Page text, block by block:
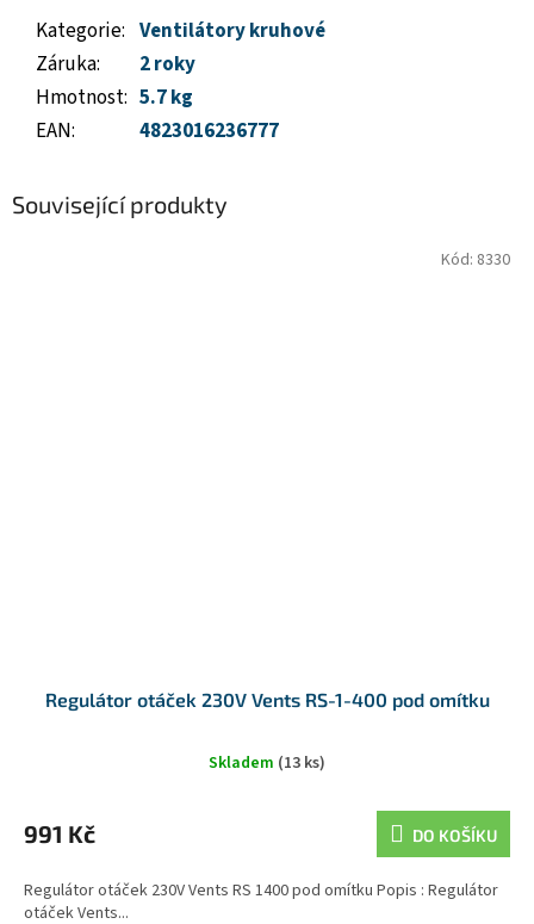
Kategorie: Ventilátory kruhové
Záruka:
2 roky
Hmotnost: 5.7 kg
EAN: 4823016236777
Související produkty
Regulátor otáček 230V Vents RS-1-400 pod omítku
Skladem (13 ks)
991 Kč DO KOŠÍKU
Regulátor otáček 230V Vents RS 1400 pod omítku Popis : Regulátor
otáček Vents...
Kód: 8330